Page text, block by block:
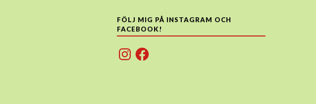
FÖLJ MIG PÅ INSTAGRAM OCH
FACEBOOK!
InstagramFacebook